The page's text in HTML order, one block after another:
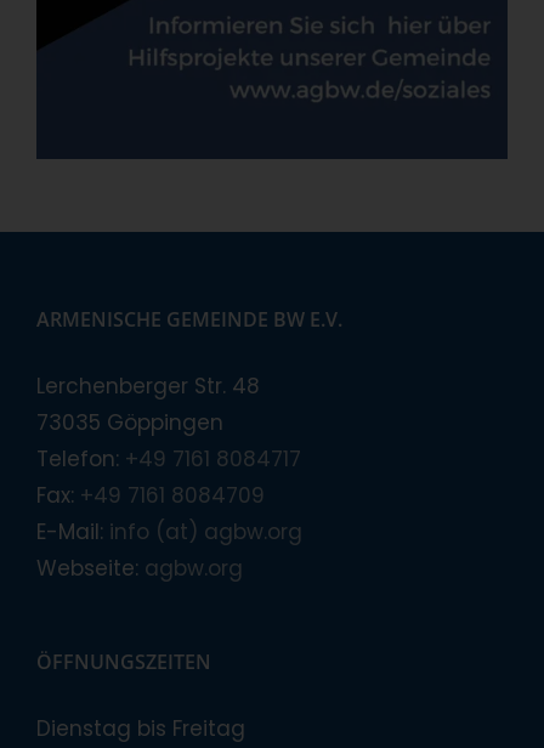
ARMENISCHE GEMEINDE BW E.V.
Lerchenberger Str. 48
73035 Göppingen
Telefon: +49 7161 8084717
Fax: +49 7161 8084709
E-Mail: info (at) agbw.org
Webseite: agbw.org
ÖFFNUNGSZEITEN
Dienstag bis Freitag